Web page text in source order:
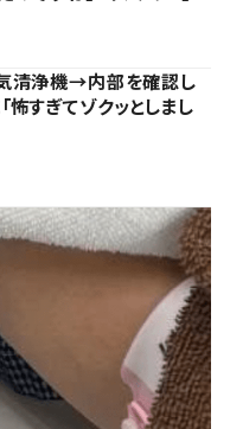
清浄機→内部を確認し
すぎてゾクッとしまし